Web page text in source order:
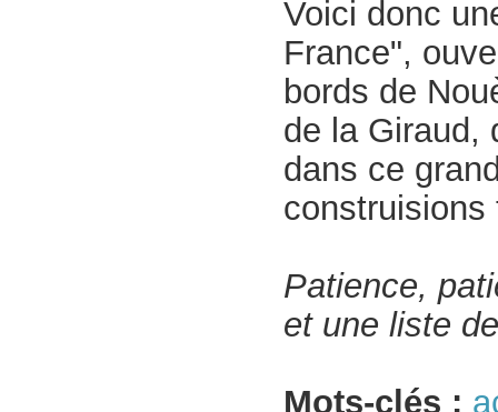
Voici donc
France",
bords de
de la Giraud,
dans ce
construisions
Patience,
et une liste
Mots-clés :